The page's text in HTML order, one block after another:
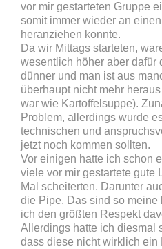
vor mir gestarteten Gruppe
somit immer wieder an
heranziehen konnte.
Da wir Mittags starteten,
wesentlich höher aber dafür
dünner und man ist aus
überhaupt nicht mehr
war wie Kartoffelsuppe).
Problem, allerdings wurde
technischen und
jetzt noch kommen sollten.
Vor einigen hatte ich schon
viele vor mir gestartete gute
Mal scheiterten. Darunter
die Pipe. Das sind so
ich den größten Respekt
Allerdings hatte ich diesmal
dass diese nicht wirklich ein